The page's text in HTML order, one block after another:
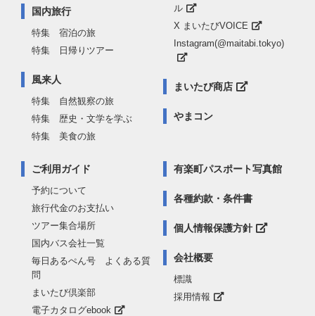
国内旅行
特集 宿泊の旅
特集 日帰りツアー
風来人
特集 自然観察の旅
特集 歴史・文学を学ぶ
特集 美食の旅
ル
X まいたびVOICE
Instagram(@maitabi.tokyo)
まいたび商店
やまコン
ご利用ガイド
予約について
旅行代金のお支払い
ツアー集合場所
国内バス会社一覧
毎日あるぺん号 よくある質
問
まいたび倶楽部
電子カタログebook
有楽町パスポート写真館
各種約款・条件書
個人情報保護方針
会社概要
標識
採用情報